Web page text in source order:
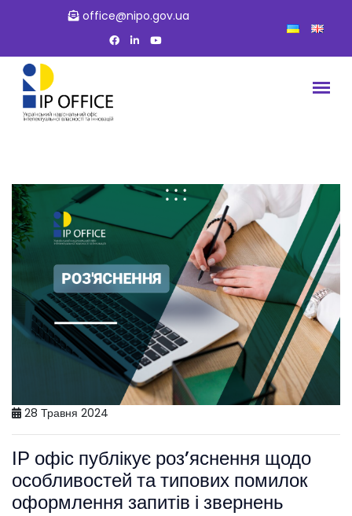
office@nipo.gov.ua
28 Травня 2024
ІР офіс публікує роз’яснення щодо
особливостей та типових помилок
оформлення запитів і звернень